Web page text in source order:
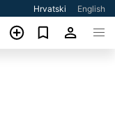
Hrvatski English